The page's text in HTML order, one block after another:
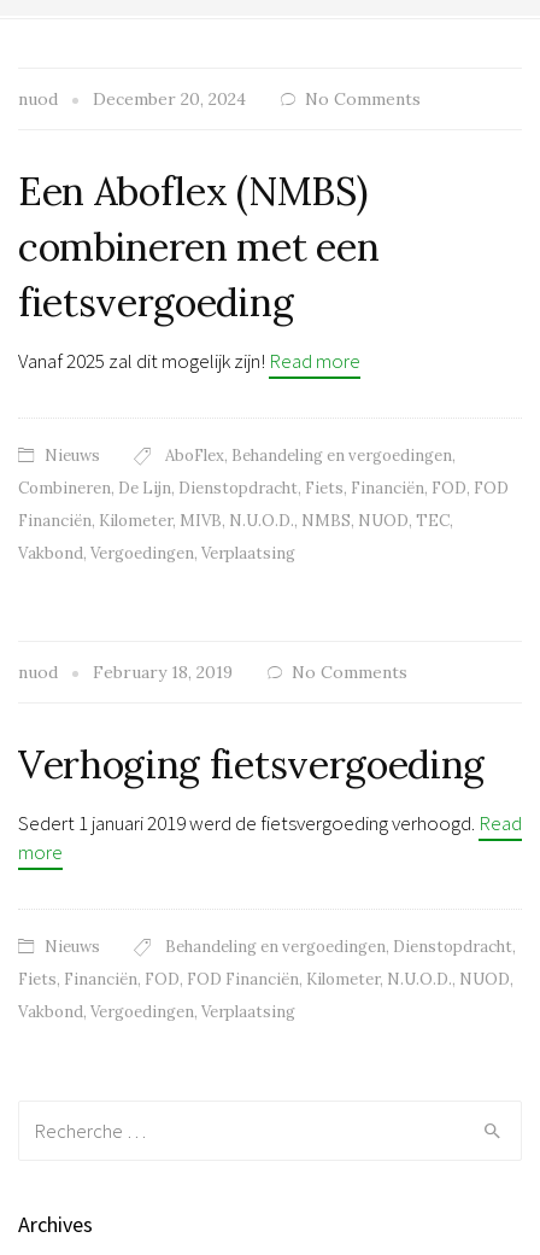
nuod December 20, 2024 No Comments
Een Aboflex (NMBS)
combineren met een
fietsvergoeding
Vanaf 2025 zal dit mogelijk zijn! Read more
Nieuws AboFlex, Behandeling en vergoedingen,
Combineren, De Lijn, Dienstopdracht, Fiets, Financiën, FOD, FOD
Financiën, Kilometer, MIVB, N.U.O.D., NMBS, NUOD, TEC,
Vakbond, Vergoedingen, Verplaatsing
nuod February 18, 2019 No Comments
Verhoging fietsvergoeding
Sedert 1 januari 2019 werd de fietsvergoeding verhoogd. Read
more
Nieuws Behandeling en vergoedingen, Dienstopdracht,
Fiets, Financiën, FOD, FOD Financiën, Kilometer, N.U.O.D., NUOD,
Vakbond, Vergoedingen, Verplaatsing
Archives